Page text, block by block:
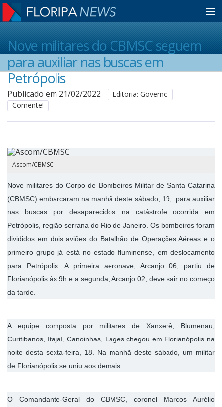
Home
Notícias
Colunistas
Anuncie
Cinema
Agenda Cultural
Fale Conosco
Nove militares do CBMSC seguem
para auxiliar nas buscas em
Petrópolis
Publicado em 21/02/2022
Editoria: Governo
Comente!
Ascom/CBMSC
Nove militares do Corpo de Bombeiros Militar de Santa Catarina
(CBMSC) embarcaram na manhã deste sábado, 19, para auxiliar
nas buscas por desaparecidos na catástrofe ocorrida em
Petrópolis, região serrana do Rio de Janeiro. Os bombeiros foram
divididos em dois aviões do Batalhão de Operações Aéreas e o
primeiro grupo já está no estado fluminense, em deslocamento
para Petrópolis. A primeira aeronave, Arcanjo 06, partiu de
Florianópolis às 9h e a segunda, Arcanjo 02, deve sair no começo
da tarde.
A equipe composta por militares de Xanxerê, Blumenau,
Curitibanos, Itajaí, Canoinhas, Lages chegou em Florianópolis na
noite desta sexta-feira, 18. Na manhã deste sábado, um militar
de Florianópolis se uniu aos demais.
O Comandante-Geral do CBMSC, coronel Marcos Aurélio